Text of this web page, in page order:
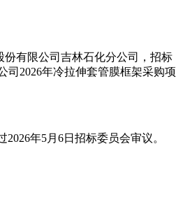
有限公司吉林石化分公司，招标
司2026年冷拉伸套管膜框架采购项
年5月6日招标委员会审议。